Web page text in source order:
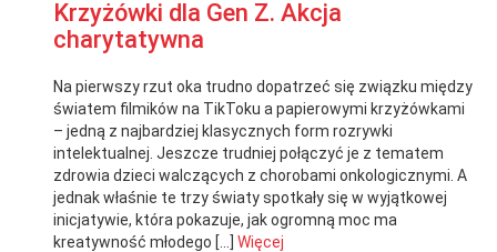
Krzyżówki dla Gen Z. Akcja
charytatywna
Na pierwszy rzut oka trudno dopatrzeć się związku między
światem filmików na TikToku a papierowymi krzyżówkami
– jedną z najbardziej klasycznych form rozrywki
intelektualnej. Jeszcze trudniej połączyć je z tematem
zdrowia dzieci walczących z chorobami onkologicznymi. A
jednak właśnie te trzy światy spotkały się w wyjątkowej
inicjatywie, która pokazuje, jak ogromną moc ma
kreatywność młodego […] Więcej